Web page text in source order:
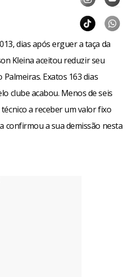
dias após erguer a taça da
Kleina aceitou reduzir seu
Exatos 163 dias
clube acabou. Menos de seis
a receber um valor fixo
confirmou a sua demissão nesta